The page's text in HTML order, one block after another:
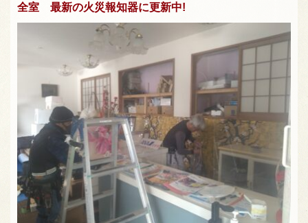
全室 最新の火災報知器に更新中!